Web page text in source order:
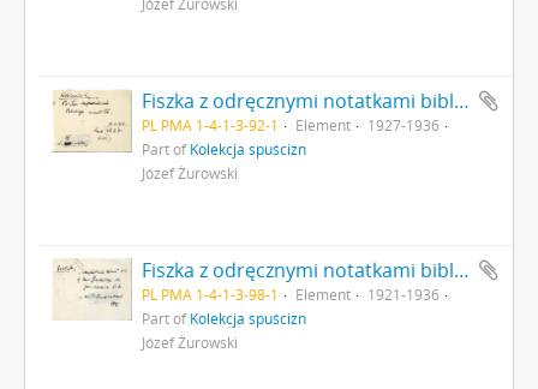
Fiszka z odręcznymi notatkami bibliograficznymi Józefa Żurowskiego strona 1: "Kozłowski L. Niektóre zagadnienia polskiego neolitu Lud t. XXV Lwów 1927 str. VIII"
PL PMA 1-4-1-3-92-1 Element
1927-1936
Part ofKolekcja spuścizn
Józef Żurowski
Fiszka z odręcznymi notatkami bibliograficznymi Józefa Żurowskiego strona 1: "Vernworn M 1. Ideoplastische Kunst 1914 […]"
PL PMA 1-4-1-3-98-1 Element
1921-1936
Part ofKolekcja spuścizn
Józef Żurowski